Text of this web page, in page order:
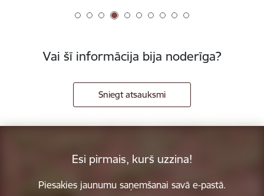
Vai šī informācija bija noderīga?
Sniegt atsauksmi
Esi pirmais, kurš uzzina!
Piesakies jaunumu saņemšanai savā e-pastā.